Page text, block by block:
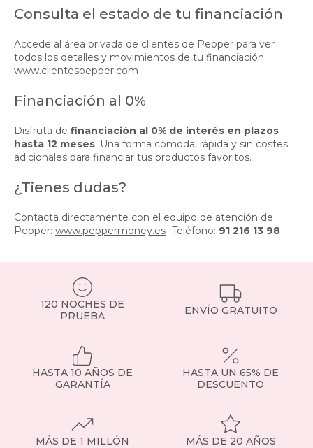
Consulta el estado de tu financiación
Accede al área privada de clientes de Pepper para ver
todos los detalles y movimientos de tu financiación:
www.clientespepper.com
Financiación al 0%
Disfruta de financiación al 0% de interés en plazos
hasta 12 meses. Una forma cómoda, rápida y sin costes
adicionales para financiar tus productos favoritos.
¿Tienes dudas?
Contacta directamente con el equipo de atención de
Pepper: www.peppermoney.es Teléfono: 91 216 13 98
120 NOCHES DE
PRUEBA
ENVÍO GRATUITO
HASTA 10 AÑOS DE
GARANTÍA
HASTA UN 65% DE
DESCUENTO
MÁS DE 1 MILLÓN
MÁS DE 20 AÑOS